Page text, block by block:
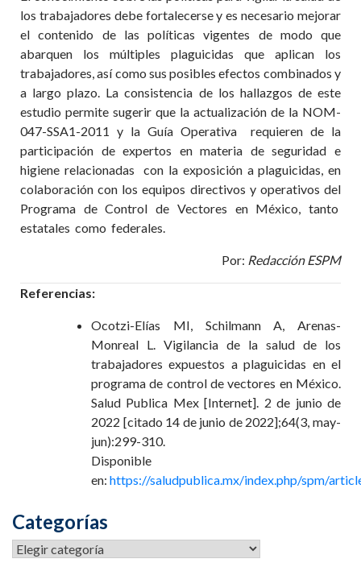
los trabajadores debe fortalecerse y es necesario mejorar
el contenido de las políticas vigentes de modo que
abarquen los múltiples plaguicidas que aplican los
trabajadores, así como sus posibles efectos combinados y
a largo plazo. La consistencia de los hallazgos de este
estudio permite sugerir que la actualización de la NOM-
047-SSA1-2011 y la Guía Operativa requieren de la
participación de expertos en materia de seguridad e
higiene relacionadas con la exposición a plaguicidas, en
colaboración con los equipos directivos y operativos del
Programa de Control de Vectores en México, tanto
estatales como federales.
Por: Redacción ESPM
Referencias:
Ocotzi-Elías MI, Schilmann A, Arenas-
Monreal L. Vigilancia de la salud de los
trabajadores expuestos a plaguicidas en el
programa de control de vectores en México.
Salud Publica Mex [Internet]. 2 de junio de
2022 [citado 14 de junio de 2022];64(3, may-
jun):299-310.
Disponible
en: https://saludpublica.mx/index.php/spm/
Categorías